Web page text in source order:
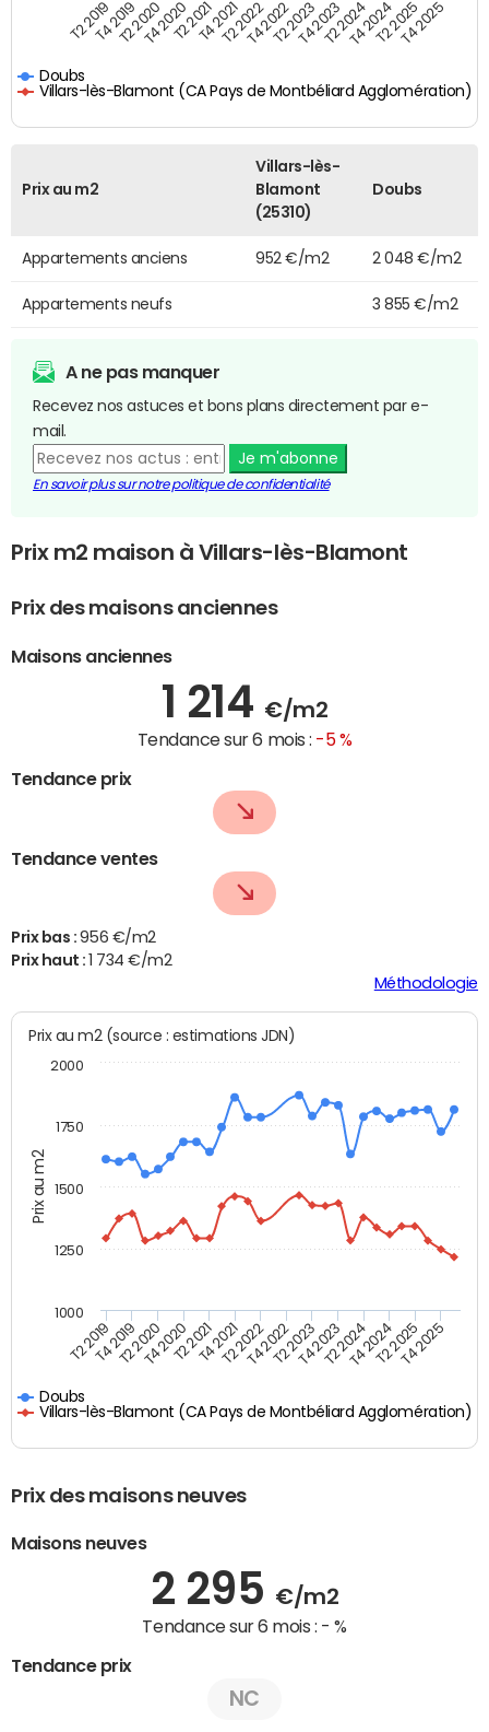
Doubs
Villars-lès-Blamont (CA Pays de Montbéliard Agglomération)
T2 2019T4 2019T2 2020T4 2020T2 2021T4 2021T2 2022T4 2022T2 2023T4 2023T2 2024T4 2024T2 2025T4 2025
Prix au m2
Villars-lès-
Blamont
(25310)
Doubs
Appartements anciens 952 €/m2 2 048 €/m2
Appartements neufs 3 855 €/m2
A ne pas manquer
Recevez nos astuces et bons plans directement par e-
mail.
Je m'abonne
En savoir plus sur notre politique de confidentialité
Prix m2 maison à Villars-lès-Blamont
Prix des maisons anciennes
Maisons anciennes
1 214 €/m2
Tendance sur 6 mois : -5 %
Tendance prix
Tendance ventes
Prix bas : 956 €/m2
Prix haut :
1 734 €/m2
Méthodologie
Prix au m2
Prix au m2 (source : estimations JDN)
Doubs
Villars-lès-Blamont (CA Pays de Montbéliard Agglomération)
T2 2019T4 2019T2 2020T4 2020T2 2021T4 2021T2 2022T4 2022T2 2023T4 2023T2 2024T4 2024T2 2025T4 2025
1000
2000
1250
1500
1750
Prix des maisons neuves
Maisons neuves
2 295 €/m2
Tendance sur 6 mois : - %
Tendance prix
NC